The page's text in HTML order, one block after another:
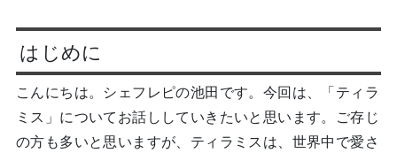
はじめに
こんにちは。シェフレピの池田です。今回は、「ティラ
ミス」についてお話ししていきたいと思います。ご存じ
の方も多いと思いますが、ティラミスは、世界中で愛さ